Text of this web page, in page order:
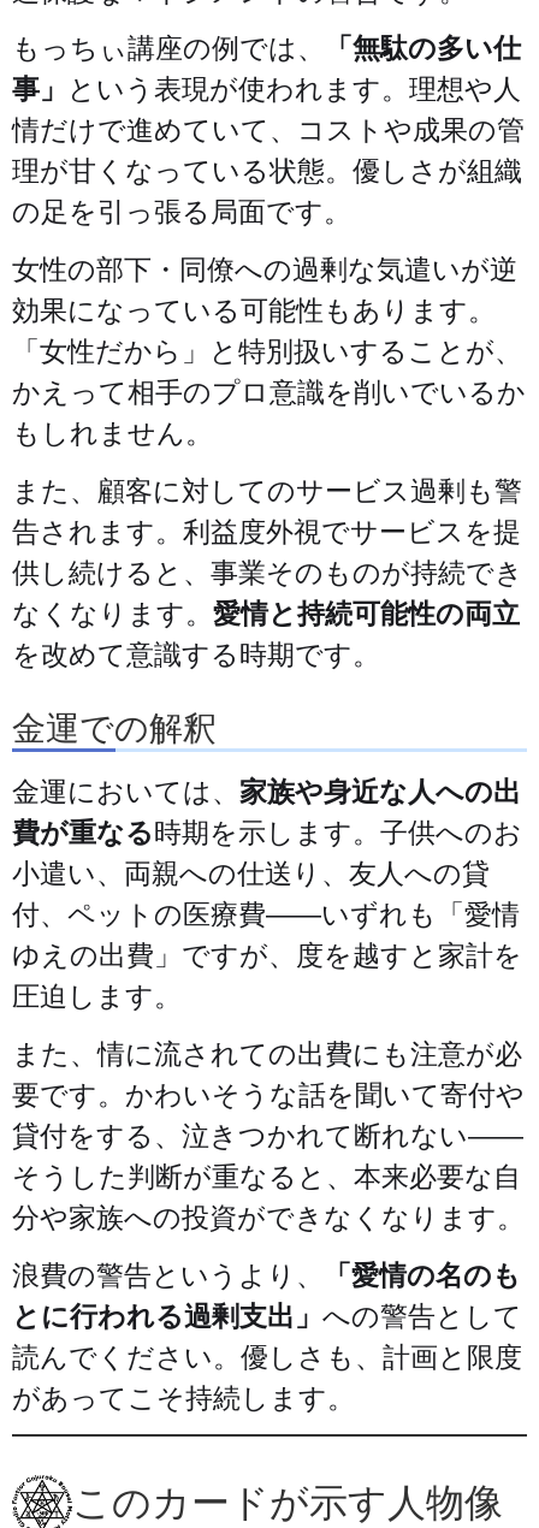
もっちぃ講座の例では、
「無駄の多い仕
事」
という表現が使われます。理想や人
情だけで進めていて、コストや成果の管
理が甘くなっている状態。優しさが組織
の足を引っ張る局面です。
女性の部下・同僚への過剰な気遣いが逆
効果になっている可能性もあります。
「女性だから」と特別扱いすることが、
かえって相手のプロ意識を削いでいるか
もしれません。
また、顧客に対してのサービス過剰も警
告されます。利益度外視でサービスを提
供し続けると、事業そのものが持続でき
なくなります。 愛情と持続可能性の両立
を改めて意識する時期です。
金運での解釈
金運においては、 家族や身近な人への出
費が重なる時期を示します。子供へのお
小遣い、両親への仕送り、友人への貸
付、ペットの医療費——いずれも「愛情
ゆえの出費」ですが、度を越すと家計を
圧迫します。
また、情に流されての出費にも注意が必
要です。かわいそうな話を聞いて寄付や
貸付をする、泣きつかれて断れない——
そうした判断が重なると、本来必要な自
分や家族への投資ができなくなります。
浪費の警告というより、
「愛情の名のも
とに行われる過剰支出」 への警告として
読んでください。優しさも、計画と限度
があってこそ持続します。
このカードが示す人物像